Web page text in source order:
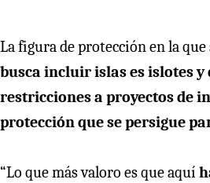
La figura de protección en la que
busca incluir islas es islotes y
restricciones a proyectos de
protección que se persigue
“Lo que más valoro es que aquí